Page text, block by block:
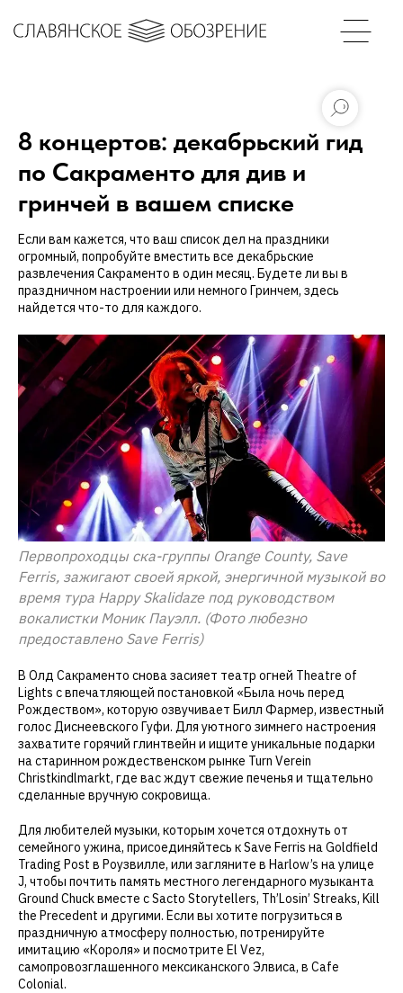
8 концертов: декабрьский гид
по Сакраменто для див и
гринчей в вашем списке
Если вам кажется, что ваш список дел на праздники
огромный, попробуйте вместить все декабрьские
развлечения Сакраменто в один месяц. Будете ли вы в
праздничном настроении или немного Гринчем, здесь
найдется что-то для каждого.
Первопроходцы ска-группы Orange County, Save
Ferris, зажигают своей яркой, энергичной музыкой во
время тура Happy Skalidaze под руководством
вокалистки Моник Пауэлл. (Фото любезно
предоставлено Save Ferris)
В Олд Сакраменто снова засияет театр огней Theatre of
Lights с впечатляющей постановкой «Была ночь перед
Рождеством», которую озвучивает Билл Фармер, известный
голос Диснеевского Гуфи. Для уютного зимнего настроения
захватите горячий глинтвейн и ищите уникальные подарки
на старинном рождественском рынке Turn Verein
Christkindlmarkt, где вас ждут свежие печенья и тщательно
сделанные вручную сокровища.
Для любителей музыки, которым хочется отдохнуть от
семейного ужина, присоединяйтесь к Save Ferris на Goldfield
Trading Post в Роузвилле, или загляните в Harlow’s на улице
J, чтобы почтить память местного легендарного музыканта
Ground Chuck вместе с Sacto Storytellers, Th’Losin’ Streaks, Kill
the Precedent и другими. Если вы хотите погрузиться в
праздничную атмосферу полностью, потренируйте
имитацию «Короля» и посмотрите El Vez,
самопровозглашенного мексиканского Элвиса, в Cafe
Colonial.